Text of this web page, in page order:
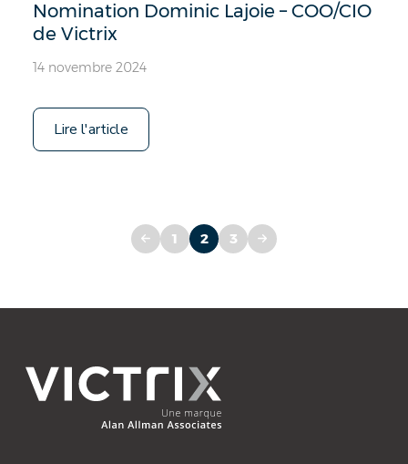
Nomination Dominic Lajoie – COO/CIO
de Victrix
14 novembre 2024
Lire l'article
Pagination
1 2 3